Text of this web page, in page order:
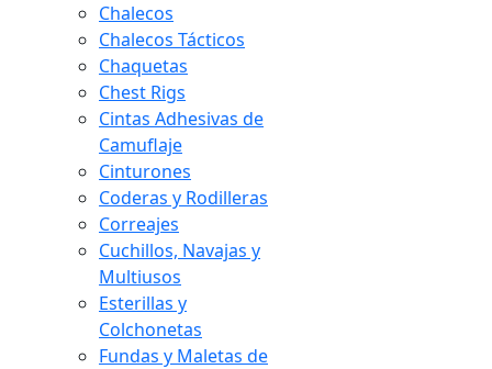
Chalecos
Chalecos Tácticos
Chaquetas
Chest Rigs
Cintas Adhesivas de
Camuflaje
Cinturones
Coderas y Rodilleras
Correajes
Cuchillos, Navajas y
Multiusos
Esterillas y
Colchonetas
Fundas y Maletas de